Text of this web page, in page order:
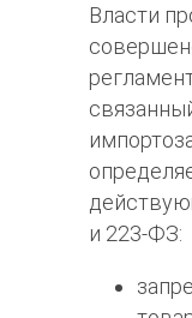
Власти
и 223-ФЗ: